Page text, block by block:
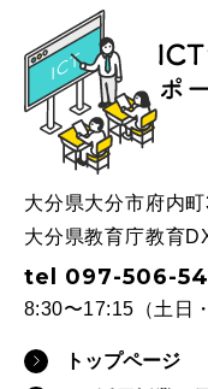
ICT
大分県大分市府内
大分県教育庁教育
tel 097-506-
8:30〜17:15（土日
トップページ